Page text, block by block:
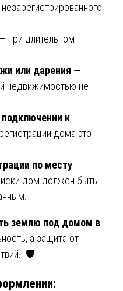
— при длительном
или дарения —
недвижимостью не
подключении к
дома это
по месту
дом должен быть
землю под домом в
а защита от
🛡️